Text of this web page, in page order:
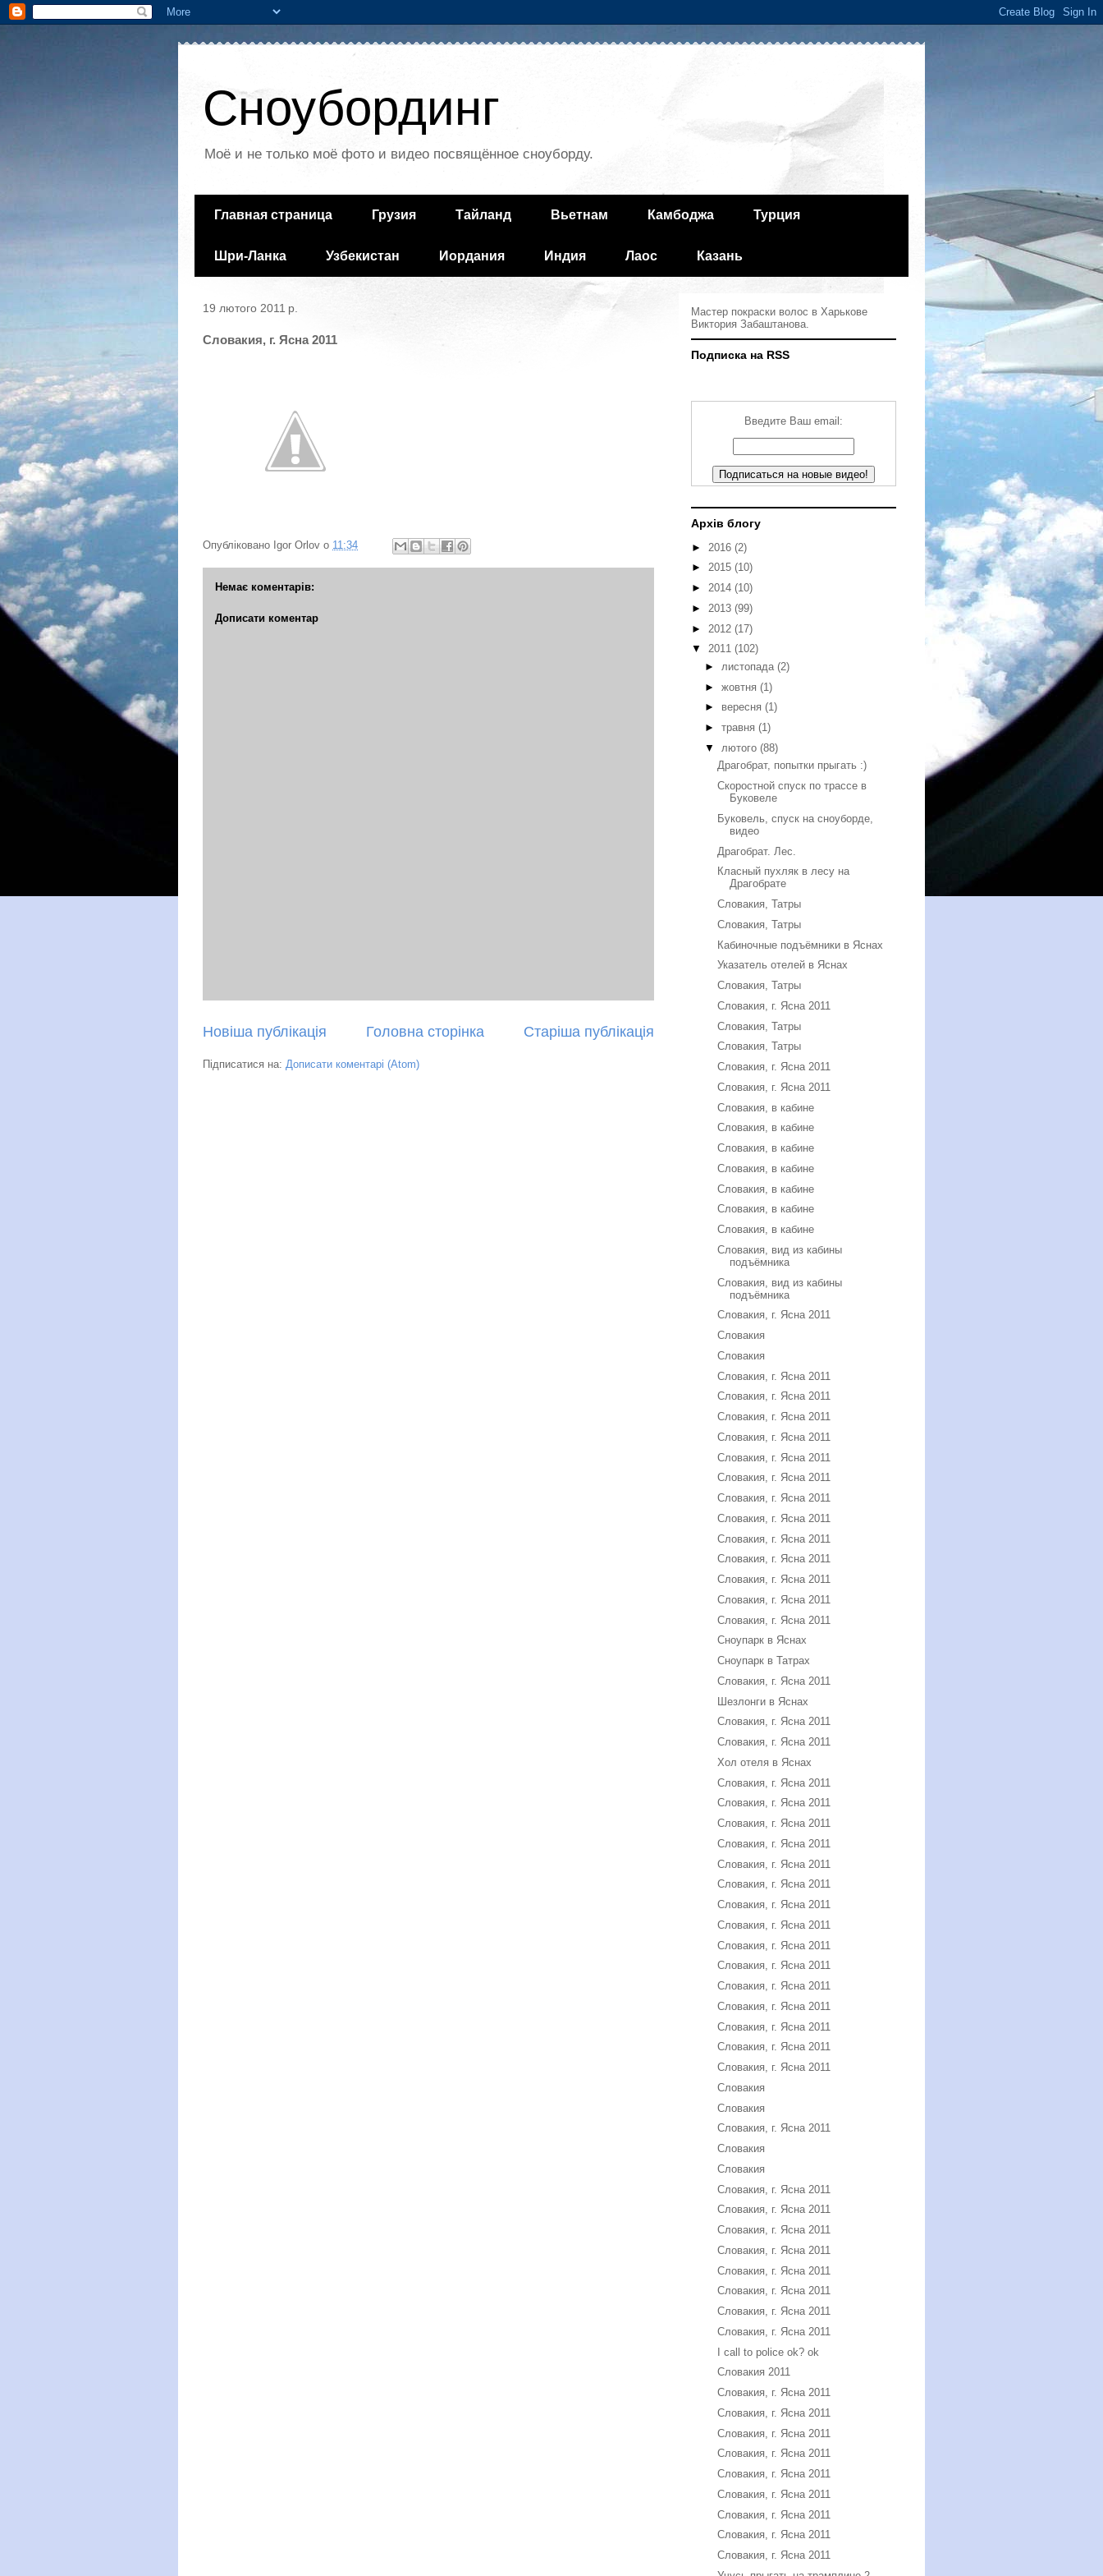
Сноубординг
Моё и не только моё фото и видео посвящённое сноуборду.
Главная страница Грузия Тайланд Вьетнам Камбоджа Турция
Шри-Ланка Узбекистан Иордания Индия Лаос Казань
19 лютого 2011 р.
Словакия, г. Ясна 2011
Опубліковано Igor Orlov о 11:34
Немає коментарів:
Дописати коментар
Новіша публікація Старіша публікація
Головна сторінка
Підписатися на: Дописати коментарі (Atom)
Мастер покраски волос в Харькове
Виктория Забаштанова.
Подписка на RSS
Введите Ваш email:
Архів блогу
► 2016 (2)
► 2015 (10)
► 2014 (10)
► 2013 (99)
► 2012 (17)
▼ 2011 (102)
► листопада (2)
► жовтня (1)
► вересня (1)
► травня (1)
▼ лютого (88)
Драгобрат, попытки прыгать :)
Скоростной спуск по трассе в
Буковеле
Буковель, спуск на сноуборде,
видео
Драгобрат. Лес.
Класный пухляк в лесу на
Драгобрате
Словакия, Татры
Словакия, Татры
Кабиночные подъёмники в Яснах
Указатель отелей в Яснах
Словакия, Татры
Словакия, г. Ясна 2011
Словакия, Татры
Словакия, Татры
Словакия, г. Ясна 2011
Словакия, г. Ясна 2011
Словакия, в кабине
Словакия, в кабине
Словакия, в кабине
Словакия, в кабине
Словакия, в кабине
Словакия, в кабине
Словакия, в кабине
Словакия, вид из кабины
подъёмника
Словакия, вид из кабины
подъёмника
Словакия, г. Ясна 2011
Словакия
Словакия
Словакия, г. Ясна 2011
Словакия, г. Ясна 2011
Словакия, г. Ясна 2011
Словакия, г. Ясна 2011
Словакия, г. Ясна 2011
Словакия, г. Ясна 2011
Словакия, г. Ясна 2011
Словакия, г. Ясна 2011
Словакия, г. Ясна 2011
Словакия, г. Ясна 2011
Словакия, г. Ясна 2011
Словакия, г. Ясна 2011
Словакия, г. Ясна 2011
Сноупарк в Яснах
Сноупарк в Татрах
Словакия, г. Ясна 2011
Шезлонги в Яснах
Словакия, г. Ясна 2011
Словакия, г. Ясна 2011
Хол отеля в Яснах
Словакия, г. Ясна 2011
Словакия, г. Ясна 2011
Словакия, г. Ясна 2011
Словакия, г. Ясна 2011
Словакия, г. Ясна 2011
Словакия, г. Ясна 2011
Словакия, г. Ясна 2011
Словакия, г. Ясна 2011
Словакия, г. Ясна 2011
Словакия, г. Ясна 2011
Словакия, г. Ясна 2011
Словакия, г. Ясна 2011
Словакия, г. Ясна 2011
Словакия, г. Ясна 2011
Словакия, г. Ясна 2011
Словакия
Словакия
Словакия, г. Ясна 2011
Словакия
Словакия
Словакия, г. Ясна 2011
Словакия, г. Ясна 2011
Словакия, г. Ясна 2011
Словакия, г. Ясна 2011
Словакия, г. Ясна 2011
Словакия, г. Ясна 2011
Словакия, г. Ясна 2011
Словакия, г. Ясна 2011
I call to police ok? ok
Словакия 2011
Словакия, г. Ясна 2011
Словакия, г. Ясна 2011
Словакия, г. Ясна 2011
Словакия, г. Ясна 2011
Словакия, г. Ясна 2011
Словакия, г. Ясна 2011
Словакия, г. Ясна 2011
Словакия, г. Ясна 2011
Словакия, г. Ясна 2011